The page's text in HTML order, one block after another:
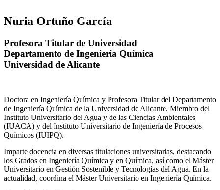
Nuria Ortuño García
Profesora Titular de Universidad
Departamento de Ingeniería Química
Universidad de Alicante
Doctora en Ingeniería Química y Profesora Titular del Departamento
de Ingeniería Química de la Universidad de Alicante. Miembro del
Instituto Universitario del Agua y de las Ciencias Ambientales
(IUACA) y del Instituto Universitario de Ingeniería de Procesos
Químicos (IUIPQ).
Imparte docencia en diversas titulaciones universitarias, destacando
los Grados en Ingeniería Química y en Química, así como el Máster
Universitario en Gestión Sostenible y Tecnologías del Agua. En la
actualidad, coordina el Máster Universitario en Ingeniería Química.